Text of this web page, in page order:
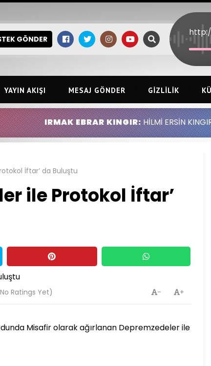
GÖNDER
YAYIN AKIŞI MESAJ GÖNDER GIZLILIK
EBRAR KINGIR:HİLMİ ERSİN KINGIR ABDULLAH
İftar’ da Buluştu
ile Protokol İftar’
Ratings Yet) +
-
Misafir olarak ağırlanan Depremzedeler ile